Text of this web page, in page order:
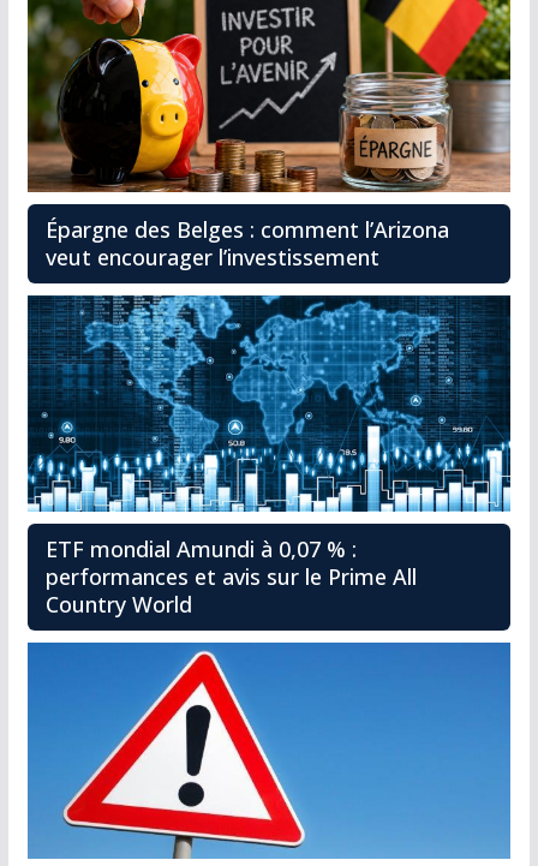
Épargne des Belges : comment l’Arizona
veut encourager l’investissement
ETF mondial Amundi à 0,07 % :
performances et avis sur le Prime All
Country World